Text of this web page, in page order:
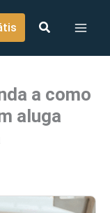
a como
aluga